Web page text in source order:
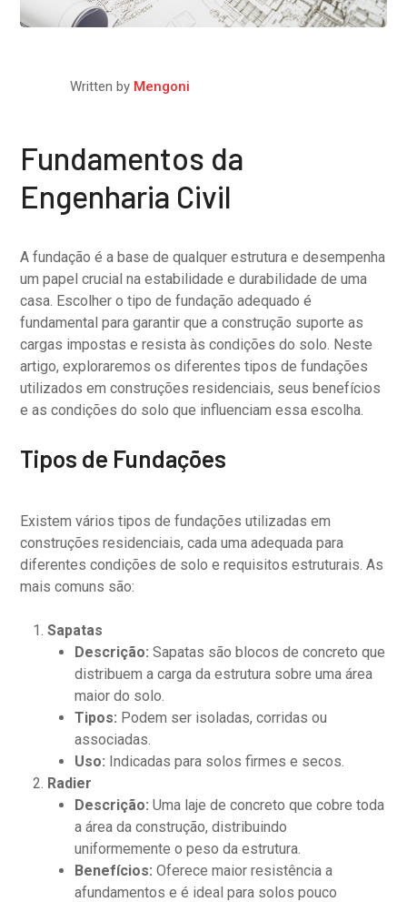
Written by Mengoni
Fundamentos da
Engenharia Civil
A fundação é a base de qualquer estrutura e desempenha
um papel crucial na estabilidade e durabilidade de uma
casa. Escolher o tipo de fundação adequado é
fundamental para garantir que a construção suporte as
cargas impostas e resista às condições do solo. Neste
artigo, exploraremos os diferentes tipos de fundações
utilizados em construções residenciais, seus benefícios
e as condições do solo que influenciam essa escolha.
Tipos de Fundações
Existem vários tipos de fundações utilizadas em
construções residenciais, cada uma adequada para
diferentes condições de solo e requisitos estruturais. As
mais comuns são:
Sapatas
Descrição: Sapatas são blocos de concreto que
distribuem a carga da estrutura sobre uma área
maior do solo.
Tipos: Podem ser isoladas, corridas ou
associadas.
Uso: Indicadas para solos firmes e secos.
Radier
Descrição: Uma laje de concreto que cobre toda
a área da construção, distribuindo
uniformemente o peso da estrutura.
Benefícios: Oferece maior resistência a
afundamentos e é ideal para solos pouco